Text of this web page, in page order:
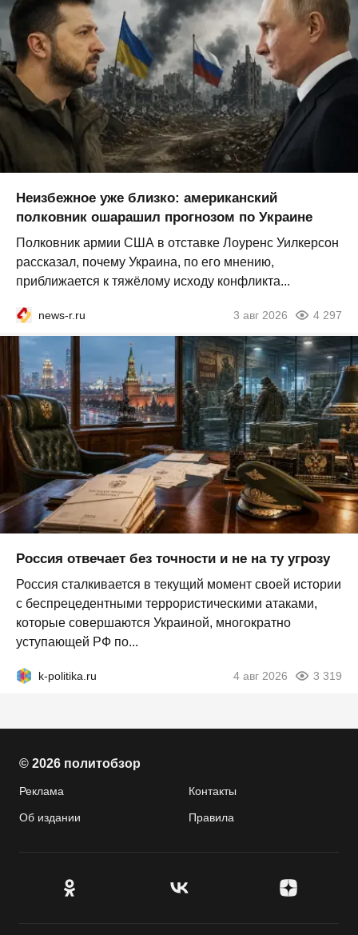
Неизбежное уже близко: американский
полковник ошарашил прогнозом по Украине
Полковник армии США в отставке Лоуренс Уилкерсон
рассказал, почему Украина, по его мнению,
приближается к тяжёлому исходу конфликта...
news-r.ru 3 авг 2026 4 297
Россия отвечает без точности и не на ту угрозу
Россия сталкивается в текущий момент своей истории
с беспрецедентными террористическими атаками,
которые совершаются Украиной, многократно
уступающей РФ по...
k-politika.ru 4 авг 2026 3 319
© 2026 политобзор
Реклама Контакты
Об издании Правила